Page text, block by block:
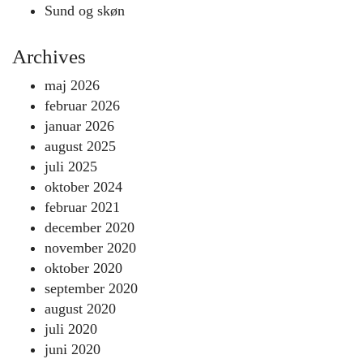
Sund og skøn
Archives
maj 2026
februar 2026
januar 2026
august 2025
juli 2025
oktober 2024
februar 2021
december 2020
november 2020
oktober 2020
september 2020
august 2020
juli 2020
juni 2020